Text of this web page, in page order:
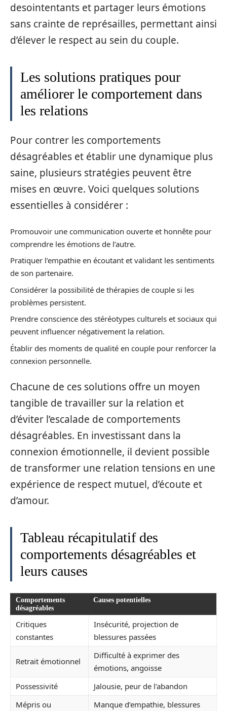
desointentants et partager leurs émotions
sans crainte de représailles, permettant ainsi
d’élever le respect au sein du couple.
Les solutions pratiques pour
améliorer le comportement dans
les relations
Pour contrer les comportements
désagréables et établir une dynamique plus
saine, plusieurs stratégies peuvent être
mises en œuvre. Voici quelques solutions
essentielles à considérer :
Promouvoir une communication ouverte et honnête pour
comprendre les émotions de l’autre.
Pratiquer l’empathie en écoutant et validant les sentiments
de son partenaire.
Considérer la possibilité de thérapies de couple si les
problèmes persistent.
Prendre conscience des stéréotypes culturels et sociaux qui
peuvent influencer négativement la relation.
Établir des moments de qualité en couple pour renforcer la
connexion personnelle.
Chacune de ces solutions offre un moyen
tangible de travailler sur la relation et
d’éviter l’escalade de comportements
désagréables. En investissant dans la
connexion émotionnelle, il devient possible
de transformer une relation tensions en une
expérience de respect mutuel, d’écoute et
d’amour.
Tableau récapitulatif des
comportements désagréables et
leurs causes
Comportements
désagréables
Causes potentielles
Critiques
constantes
Insécurité, projection de
blessures passées
Retrait émotionnel
Difficulté à exprimer des
émotions, angoisse
Possessivité
Jalousie, peur de l’abandon
Mépris ou
Manque d’empathie, blessures